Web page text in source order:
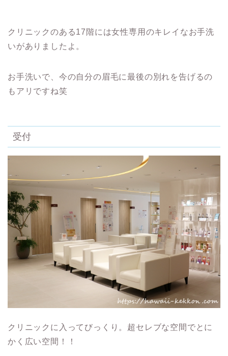
クリニックのある17階には女性専用のキレイなお手洗
いがありましたよ。
お手洗いで、今の自分の眉毛に最後の別れを告げるの
もアリですね笑
受付
クリニックに入ってびっくり。超セレブな空間でとに
かく広い空間！！